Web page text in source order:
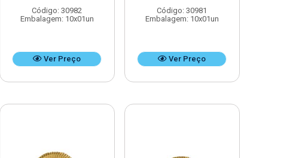
Código: 30982
Embalagem: 10x01un
Ver Preço
Código: 30981
Embalagem: 10x01un
Ver Preço